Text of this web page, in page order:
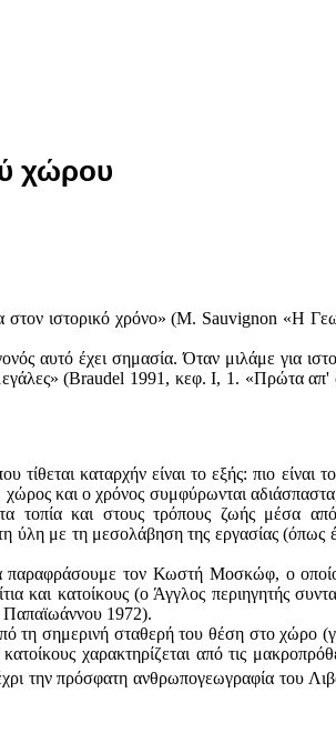
χώρου
στον ιστορικό χρόνο» (Μ. Sauvignon «Η
αυτό έχει σημασία. Όταν μιλάμε για
(Braudel 1991, κεφ. Ι, 1. «Πρώτα
καταρχήν είναι το εξής: πιο είναι
και ο χρόνος συμφύρωνται
τοπία και στους τρόπους ζωής μέσα
ύλη με τη μεσολάβηση της εργασίας
παραφράσουμε τον Κωστή Μοσκώφ, ο
και κατοίκους (ο Άγγλος περιηγητής
Παπαϊωάννου 1972).
τη σημερινή σταθερή του θέση στο χώρο
χαρακτηρίζεται από τις
την πρόσφατη ανθρωπογεωγραφία του